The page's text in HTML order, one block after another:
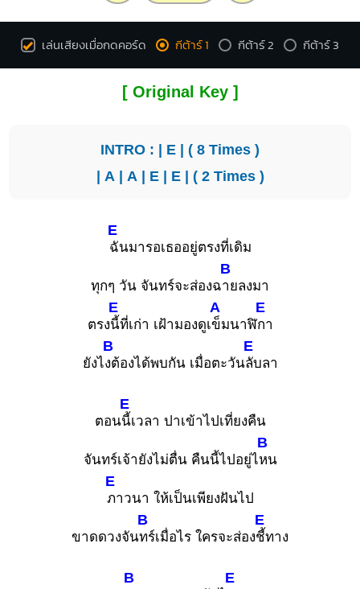
เล่นเสียงเมื่อกดคอร์ด กีต้าร์ 1 กีต้าร์ 2 กีต้าร์ 3
[ Original Key ]
INTRO : | E | ( 8 Times )
| A | A | E| E| ( 2 Times )
E
ฉันมารอเธออยู่ตรงที่เดิม
ทุกๆ วัน จันทร์จะส่องฉ
B
ายลงมา
ตรง
E
นี้ที่เก่า เฝ้ามองดูเ
A
ข็มนาฬิ
E
กา
ยังไ
B
งต้องได้พบกัน เมื่อตะวัน
E
ลับลา
ตอน
E
นี้เวลา ปาเข้าไปเที่ยงคืน
จันทร์เจ้ายังไม่ตื่น คืนนี้ไปอยู่ไ
B
หน
E
ภาวนา ให้เป็นเพียงฝันไป
ขาดดวงจัน
B
ทร์เมื่อไร ใครจะส่อง
E
ชี้ทาง
B E